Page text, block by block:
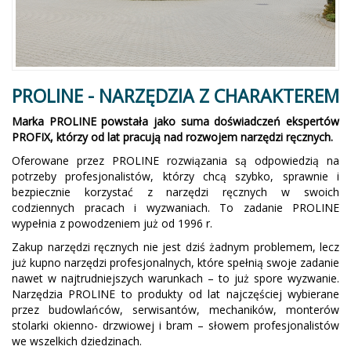
PROLINE - NARZĘDZIA Z CHARAKTEREM
Marka PROLINE powstała jako suma doświadczeń ekspertów
PROFIX, którzy od lat pracują nad rozwojem narzędzi ręcznych.
Oferowane przez PROLINE rozwiązania są odpowiedzią na
potrzeby profesjonalistów, którzy chcą szybko, sprawnie i
bezpiecznie korzystać z narzędzi ręcznych w swoich
codziennych pracach i wyzwaniach. To zadanie PROLINE
wypełnia z powodzeniem już od 1996 r.
Zakup narzędzi ręcznych nie jest dziś żadnym problemem, lecz
już kupno narzędzi profesjonalnych, które spełnią swoje zadanie
nawet w najtrudniejszych warunkach – to już spore wyzwanie.
Narzędzia PROLINE to produkty od lat najczęściej wybierane
przez budowlańców, serwisantów, mechaników, monterów
stolarki okienno- drzwiowej i bram – słowem profesjonalistów
we wszelkich dziedzinach.